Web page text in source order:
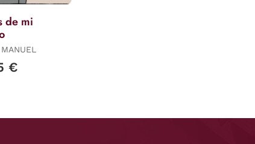
de mi
€